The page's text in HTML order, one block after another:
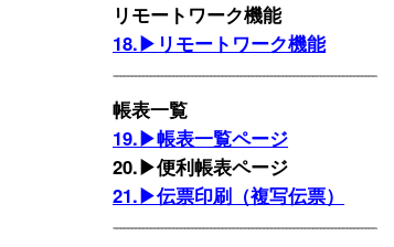
リモートワーク機能
18.▶リモートワーク機能
帳表一覧
19.▶帳表一覧ページ
20.▶便利帳表ページ
21.▶伝票印刷（複写伝票）